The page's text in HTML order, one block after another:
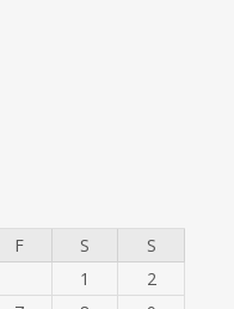
F S
S
1
2